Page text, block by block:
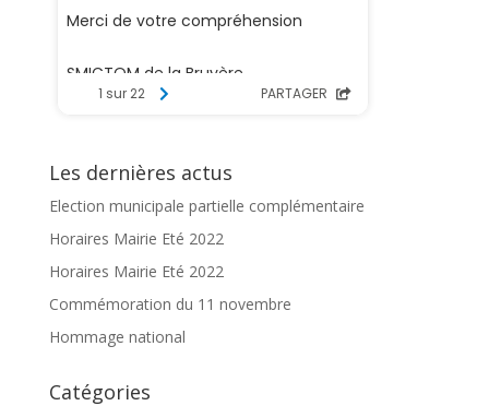
Les dernières actus
Election municipale partielle complémentaire
Horaires Mairie Eté 2022
Horaires Mairie Eté 2022
Commémoration du 11 novembre
Hommage national
Catégories